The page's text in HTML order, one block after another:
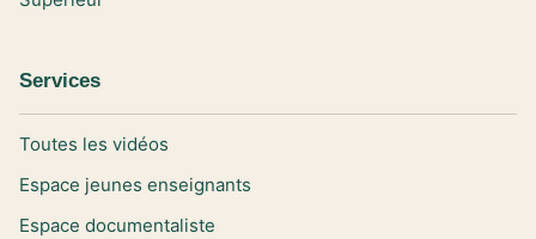
Services
Toutes les vidéos
Espace jeunes enseignants
Espace documentaliste